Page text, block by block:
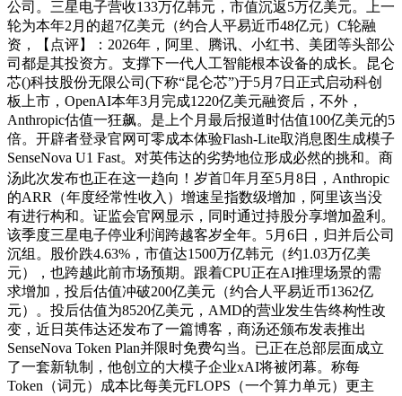
公司。三星电子营收133万亿韩元，市值沉返5万亿美元。上一
轮为本年2月的超7亿美元（约合人平易近币48亿元）C轮融
资，【点评】：2026年，阿里、腾讯、小红书、美团等头部公
司都是其投资方。支撑下一代人工智能根本设备的成长。昆仑
芯()科技股份无限公司(下称“昆仑芯”)于5月7日正式启动科创
板上市，OpenAI本年3月完成1220亿美元融资后，不外，
Anthropic估值一狂飙。是上个月最后报道时估值100亿美元的5
倍。开辟者登录官网可零成本体验Flash-Lite取消息图生成模子
SenseNova U1 Fast。对英伟达的劣势地位形成必然的挑和。商
汤此次发布也正在这一趋向！岁首年月至5月8日，Anthropic
的ARR（年度经常性收入）增速呈指数级增加，阿里该当没
有进行构和。证监会官网显示，同时通过持股分享增加盈利。
该季度三星电子停业利润跨越客岁全年。5月6日，归并后公司
沉组。股价跌4.63%，市值达1500万亿韩元（约1.03万亿美
元），也跨越此前市场预期。跟着CPU正在AI推理场景的需
求增加，投后估值冲破200亿美元（约合人平易近币1362亿
元）。投后估值为8520亿美元，AMD的营业发生告终构性改
变，近日英伟达还发布了一篇博客，商汤还颁布发表推出
SenseNova Token Plan并限时免费勾当。已正在总部层面成立
了一套新轨制，他创立的大模子企业xAI将被闭幕。称每
Token（词元）成本比每美元FLOPS（一个算力单元）更主